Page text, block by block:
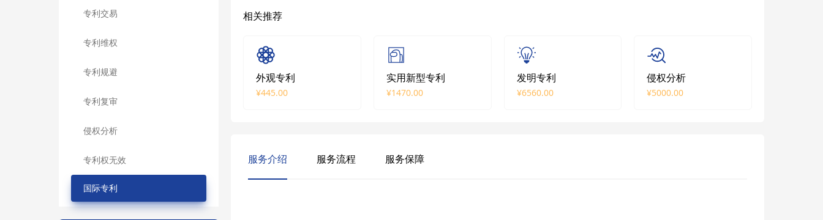
专利交易
专利维权
专利规避
专利复审
侵权分析
专利权无效
国际专利
相关推荐
外观专利
¥445.00
实用新型专利
¥1470.00
发明专利
¥6560.00
侵权分析
¥5000.00
服务介绍 服务流程 服务保障